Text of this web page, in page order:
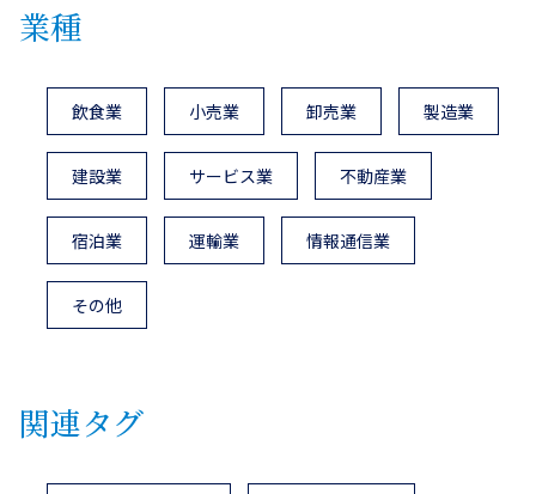
業種
飲食業 小売業 卸売業 製造業
建設業 サービス業 不動産業
宿泊業 運輸業 情報通信業
その他
関連タグ